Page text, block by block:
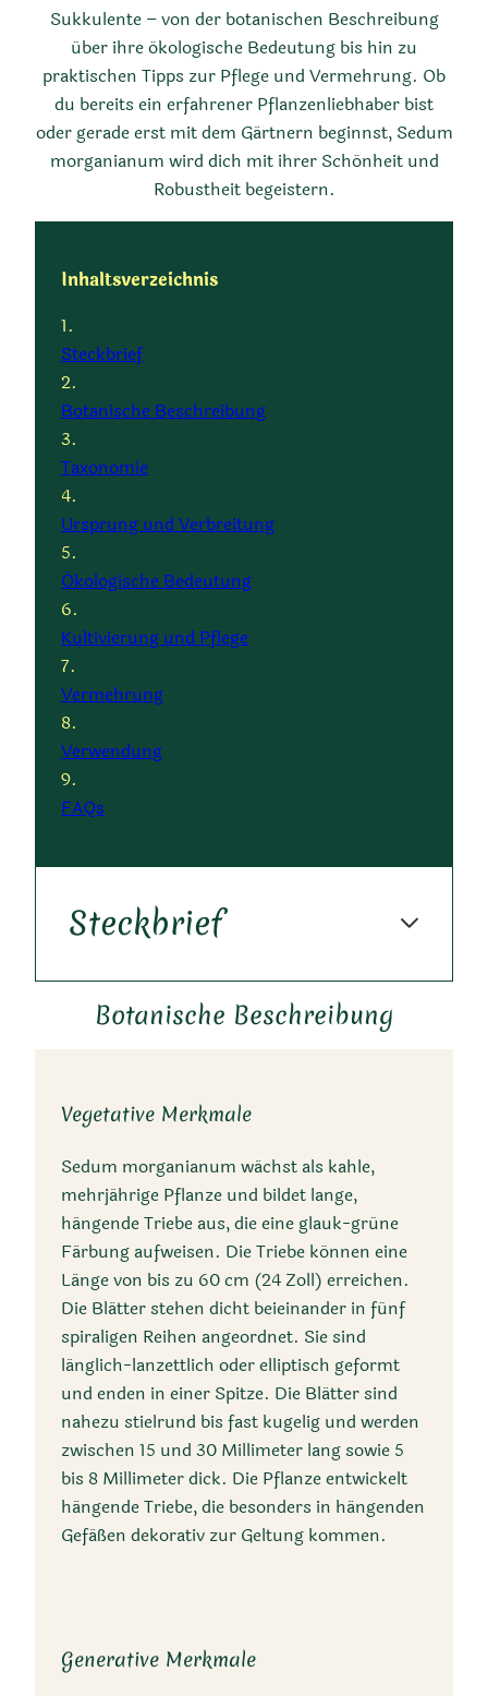
Sukkulente – von der botanischen Beschreibung
über ihre ökologische Bedeutung bis hin zu
praktischen Tipps zur Pflege und Vermehrung. Ob
du bereits ein erfahrener Pflanzenliebhaber bist
oder gerade erst mit dem Gärtnern beginnst, Sedum
morganianum wird dich mit ihrer Schönheit und
Robustheit begeistern.
Inhaltsverzeichnis
Steckbrief
Botanische Beschreibung
Taxonomie
Ursprung und Verbreitung
Ökologische Bedeutung
Kultivierung und Pflege
Vermehrung
Verwendung
FAQs
Steckbrief
Kurzbeschreibung
Sedum morganianum,
bekannt als Burro’s Tail oder
Donkey’s Tail, ist eine
sukkulente, mehrjährige
Pflanze mit langen,
hängenden Trieben und
fleischigen blaugrauen
Blättern. Sie blüht im
Sommer mit rosa bis roten
Blüten. Ursprünglich aus
Mexiko, wird sie oft in
Botanische Beschreibung
Vegetative Merkmale
Sedum morganianum wächst als kahle,
mehrjährige Pflanze und bildet lange,
hängende Triebe aus, die eine glauk-grüne
Färbung aufweisen. Die Triebe können eine
Länge von bis zu 60 cm (24 Zoll) erreichen.
Die Blätter stehen dicht beieinander in fünf
spiraligen Reihen angeordnet. Sie sind
länglich-lanzettlich oder elliptisch geformt
und enden in einer Spitze. Die Blätter sind
nahezu stielrund bis fast kugelig und werden
zwischen 15 und 30 Millimeter lang sowie 5
bis 8 Millimeter dick. Die Pflanze entwickelt
hängende Triebe, die besonders in hängenden
Gefäßen dekorativ zur Geltung kommen.
Generative Merkmale